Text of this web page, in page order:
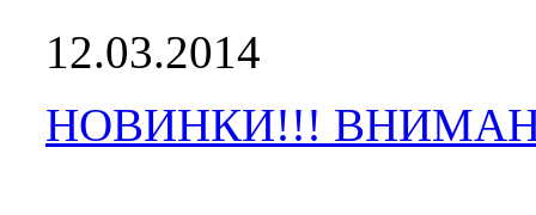
12.03.2014
НОВИНКИ!!!